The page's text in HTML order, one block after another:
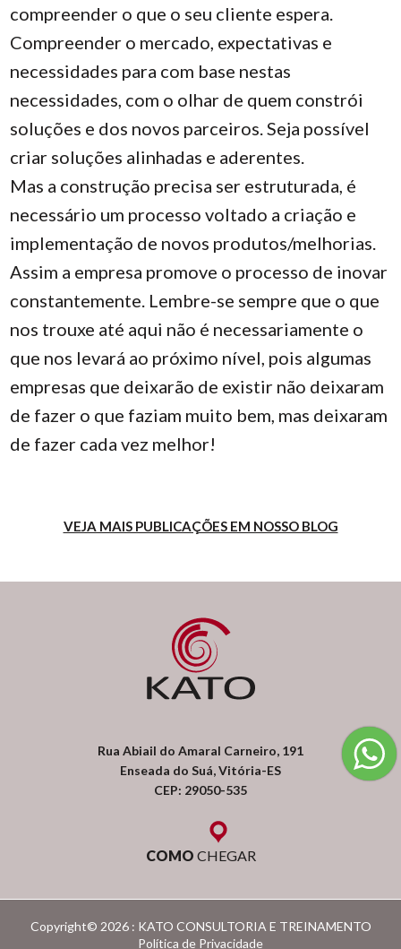
compreender o que o seu cliente espera.
Compreender o mercado, expectativas e
necessidades para com base nestas
necessidades, com o olhar de quem constrói
soluções e dos novos parceiros. Seja possível
criar soluções alinhadas e aderentes.
Mas a construção precisa ser estruturada, é
necessário um processo voltado a criação e
implementação de novos produtos/melhorias.
Assim a empresa promove o processo de inovar
constantemente. Lembre-se sempre que o que
nos trouxe até aqui não é necessariamente o
que nos levará ao próximo nível, pois algumas
empresas que deixarão de existir não deixaram
de fazer o que faziam muito bem, mas deixaram
de fazer cada vez melhor!
VEJA MAIS PUBLICAÇÕES EM NOSSO BLOG
Rua Abiail do Amaral Carneiro, 191
Enseada do Suá, Vitória-ES
CEP: 29050-535
COMO CHEGAR
Copyright© 2026 : KATO CONSULTORIA E TREINAMENTO
Política de Privacidade